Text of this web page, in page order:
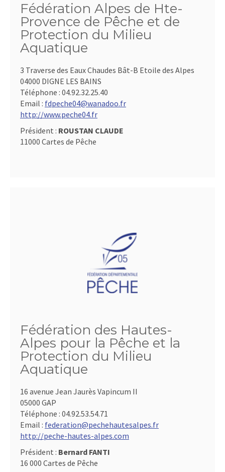
Fédération Alpes de Hte-
Provence de Pêche et de
Protection du Milieu
Aquatique
3 Traverse des Eaux Chaudes Bât-B Etoile des Alpes
04000 DIGNE LES BAINS
Téléphone : 04.92.32.25.40
Email : fdpeche04@wanadoo.fr
http://www.peche04.fr
Président : ROUSTAN CLAUDE
11000 Cartes de Pêche
Fédération des Hautes-
Alpes pour la Pêche et la
Protection du Milieu
Aquatique
16 avenue Jean Jaurès Vapincum II
05000 GAP
Téléphone : 04.92.53.54.71
Email : federation@pechehautesalpes.fr
http://peche-hautes-alpes.com
Président : Bernard FANTI
16 000 Cartes de Pêche